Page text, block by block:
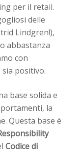
per il retail.
delle
Lindgren!),
abbastanza
con
positivo.
base solida e
la
. Questa base è
Codice di